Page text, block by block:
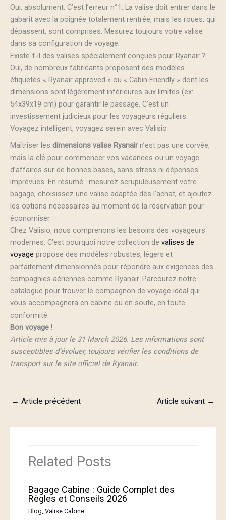
Oui, absolument. C’est l’erreur n°1. La valise doit entrer dans le
gabarit avec la poignée totalement rentrée, mais les roues, qui
dépassent, sont comprises. Mesurez toujours votre valise
dans sa configuration de voyage.
Existe-t-il des valises spécialement conçues pour Ryanair ?
Oui, de nombreux fabricants proposent des modèles
étiquetés « Ryanair approved » ou « Cabin Friendly » dont les
dimensions sont légèrement inférieures aux limites (ex:
54x39x19 cm) pour garantir le passage. C’est un
investissement judicieux pour les voyageurs réguliers.
Voyagez intelligent, voyagez serein avec Valisio
Maîtriser les dimensions valise Ryanair n’est pas une corvée,
mais la clé pour commencer vos vacances ou un voyage
d’affaires sur de bonnes bases, sans stress ni dépenses
imprévues. En résumé : mesurez scrupuleusement votre
bagage, choisissez une valise adaptée dès l’achat, et ajoutez
les options nécessaires au moment de la réservation pour
économiser.
Chez Valisio, nous comprenons les besoins des voyageurs
modernes. C’est pourquoi notre collection de valises de
voyage propose des modèles robustes, légers et
parfaitement dimensionnés pour répondre aux exigences des
compagnies aériennes comme Ryanair. Parcourez notre
catalogue pour trouver le compagnon de voyage idéal qui
vous accompagnera en cabine ou en soute, en toute
conformité.
Bon voyage !
Article mis à jour le 31 March 2026. Les informations sont
susceptibles d’évoluer, toujours vérifier les conditions de
transport sur le site officiel de Ryanair.
← Article précédent Article suivant →
Related Posts
Bagage Cabine : Guide Complet des
Règles et Conseils 2026
Blog ,Valise Cabine